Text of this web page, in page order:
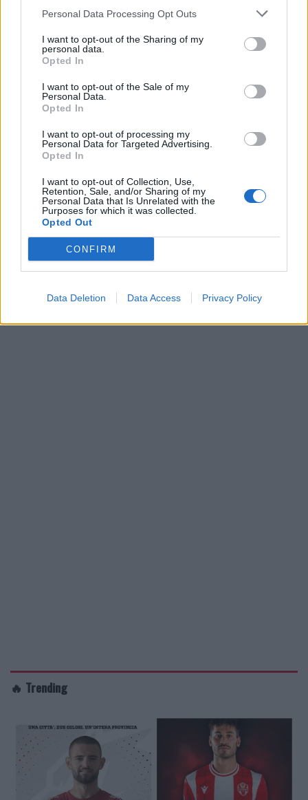
Personal Data Processing Opt Outs
I want to opt-out of the Sharing of my
personal data.
Opted In
I want to opt-out of the Sale of my
Personal Data.
Opted In
I want to opt-out of processing my
Personal Data for Targeted Advertising.
Opted In
I want to opt-out of Collection, Use,
Retention, Sale, and/or Sharing of my
Personal Data that Is Unrelated with the
Purposes for which it was collected.
Opted Out
CONFIRM
Data Deletion Data Access Privacy Policy
🔥 Trending